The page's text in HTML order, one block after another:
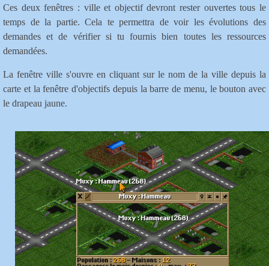
Ces deux fenêtres : ville et objectif devront rester ouvertes tous le
temps de la partie. Cela te permettra de voir les évolutions des
demandes et de vérifier si tu fournis bien toutes les ressources
demandées.
La fenêtre ville s'ouvre en cliquant sur le nom de la ville depuis la
carte et la fenêtre d'objectifs depuis la barre de menu, le bouton avec
le drapeau jaune.